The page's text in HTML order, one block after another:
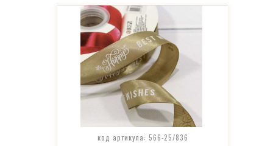
код артикула: 566-25/836